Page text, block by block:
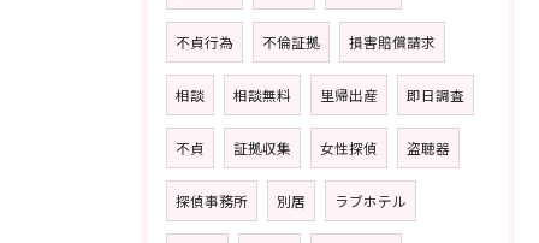
不貞行為 不倫証拠 損害賠償請求
相談 相談無料 里帰出産 即日調査
不貞 証拠収集 女性探偵 盗聴器
探偵事務所 別居 ラブホテル